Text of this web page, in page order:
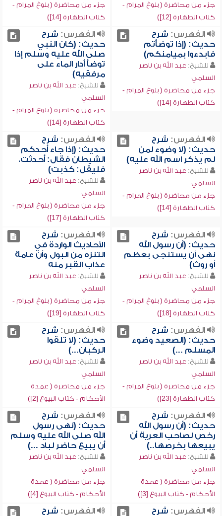
جزء من محاضرة ( بلوغ المرام -
كتاب الطهارة [12])
جزء من محاضرة ( بلوغ المرام -
كتاب الطهارة [14])
الفهرس: شرح
حديث: (إذا توضأتم
فابدءوا بميامنكم)
للشيخ: عبد الله بن ناصر
السلمي
جزء من محاضرة ( بلوغ المرام -
كتاب الطهارة [14])
الفهرس: شرح
حديث: (كان النبي
صلى الله عليه وسلم إذا
توضأ أدار الماء على
مرفقيه)
للشيخ: عبد الله بن ناصر
السلمي
جزء من محاضرة ( بلوغ المرام -
كتاب الطهارة [14])
الفهرس: شرح
حديث: (لا وضوء لمن
لم يذكر اسم الله عليه)
للشيخ: عبد الله بن ناصر
السلمي
جزء من محاضرة ( بلوغ المرام -
كتاب الطهارة [14])
الفهرس: شرح
حديث: (إذا جاء أحدكم
الشيطان فقال: أحدثت،
فليقل: كذبت)
للشيخ: عبد الله بن ناصر
السلمي
جزء من محاضرة ( بلوغ المرام -
كتاب الطهارة [17])
الفهرس: شرح
حديث: (أن رسول الله
نهى أن يستنجى بعظم
أو روث)
للشيخ: عبد الله بن ناصر
السلمي
جزء من محاضرة ( بلوغ المرام -
كتاب الطهارة [18])
الفهرس: شرح
الأحاديث الواردة في
التنزه من البول وأن عامة
عذاب القبر منه
للشيخ: عبد الله بن ناصر
السلمي
جزء من محاضرة ( بلوغ المرام -
كتاب الطهارة [19])
الفهرس: شرح
حديث: (الصعيد وضوء
المسلم ...)
للشيخ: عبد الله بن ناصر
السلمي
جزء من محاضرة ( بلوغ المرام -
كتاب الطهارة [23])
الفهرس: شرح
حديث: (لا تلقوا
الركبان...)
للشيخ: عبد الله بن ناصر
السلمي
جزء من محاضرة ( عمدة
الأحكام - كتاب البيوع [2])
الفهرس: شرح
حديث: (أن رسول الله
رخص لصاحب العرية أن
يبيعها بخرصها..)
للشيخ: عبد الله بن ناصر
السلمي
جزء من محاضرة ( عمدة
الأحكام - كتاب البيوع [3])
الفهرس: شرح
حديث: (نهى رسول
الله صلى الله عليه وسلم
أن يبيع حاضر لباد ...)
للشيخ: عبد الله بن ناصر
السلمي
جزء من محاضرة ( عمدة
الأحكام - كتاب البيوع [4])
الفهرس: شرح
الفهرس: شرح